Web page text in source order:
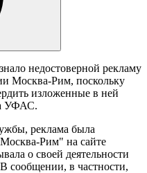
недостоверной рекламу
Москва-Рим, поскольку
изложенные в ней
УФАС.
реклама была
Рим" на сайте
о своей деятельности
сообщении, в частности,